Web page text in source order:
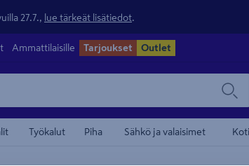
27.7., lue tärkeät lisätiedot
Ammattilaisille Tarjoukset Outlet
Työkalut Piha Sähkö ja valaisimet